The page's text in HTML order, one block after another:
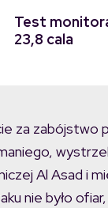
Test
23,8 cala
za zabójstwo
Al Asad i
nie było